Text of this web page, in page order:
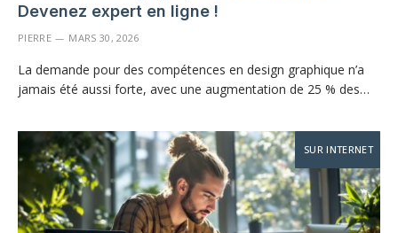
Devenez expert en ligne !
PIERRE MARS 30, 2026
La demande pour des compétences en design graphique n’a
jamais été aussi forte, avec une augmentation de 25 % des…
SUR INTERNET